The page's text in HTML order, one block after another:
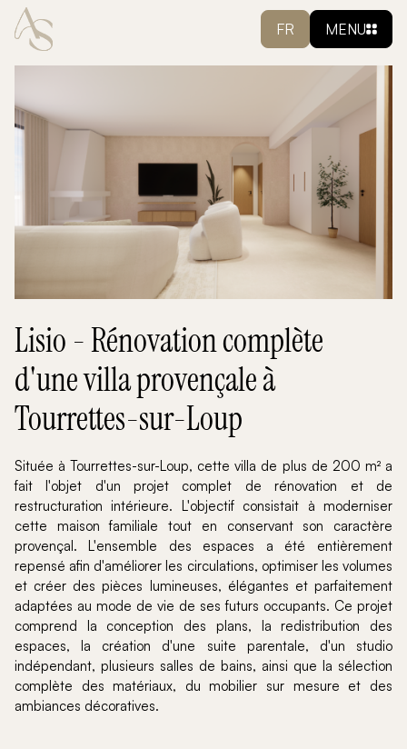
FR MENU
Lisio - Rénovation complète
d'une villa provençale à
Tourrettes-sur-Loup
Située à Tourrettes-sur-Loup, cette villa de plus de 200 m² a
fait l'objet d'un projet complet de rénovation et de
restructuration intérieure. L'objectif consistait à moderniser
cette maison familiale tout en conservant son caractère
provençal. L'ensemble des espaces a été entièrement
repensé afin d'améliorer les circulations, optimiser les volumes
et créer des pièces lumineuses, élégantes et parfaitement
adaptées au mode de vie de ses futurs occupants. Ce projet
comprend la conception des plans, la redistribution des
espaces, la création d'une suite parentale, d'un studio
indépendant, plusieurs salles de bains, ainsi que la sélection
complète des matériaux, du mobilier sur mesure et des
ambiances décoratives.